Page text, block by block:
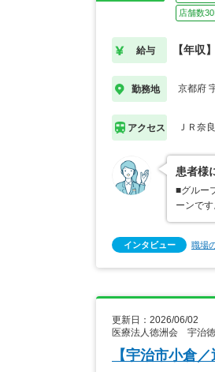
店舗数
給与 【年収
勤務地 京都府
アクセス ＪＲ奈
患者様
■グルー
ーンで
インタビュー 職場
更新日：2026/06/02
医療法人徳洲会 宇治
【宇治市小倉